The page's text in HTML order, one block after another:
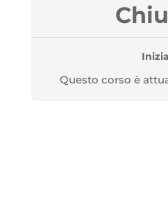
Inizia
Questo corso è